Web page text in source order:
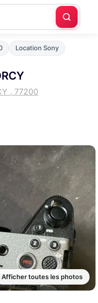
Location Sony
, 77200
Afficher toutes les photos